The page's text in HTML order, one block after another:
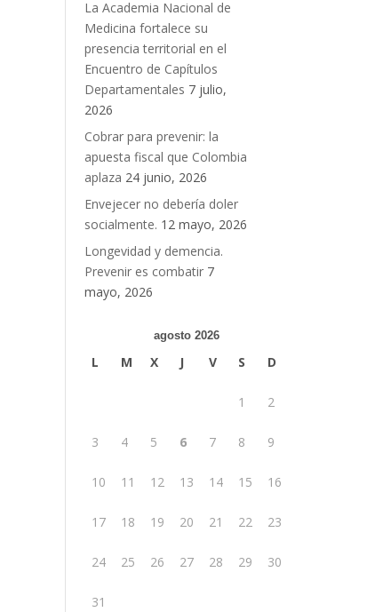
La Academia Nacional de
Medicina fortalece su
presencia territorial en el
Encuentro de Capítulos
Departamentales 7 julio,
2026
Cobrar para prevenir: la
apuesta fiscal que Colombia
aplaza 24 junio, 2026
Envejecer no debería doler
socialmente. 12 mayo, 2026
Longevidad y demencia.
Prevenir es combatir 7
mayo, 2026
agosto 2026
L M X J V S D
1 2
3 4 5 6 7 8 9
10 11 12 13 14 15 16
17 18 19 20 21 22 23
24 25 26 27 28 29 30
31